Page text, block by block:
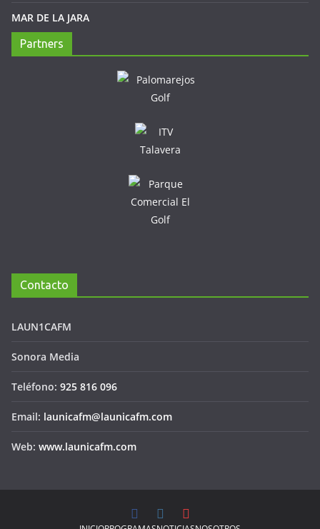
MAR DE LA JARA
Partners
Contacto
LAUN1CAFM
Sonora Media
Teléfono: 925 816 096
Email: launicafm@launicafm.com
Web: www.launicafm.com